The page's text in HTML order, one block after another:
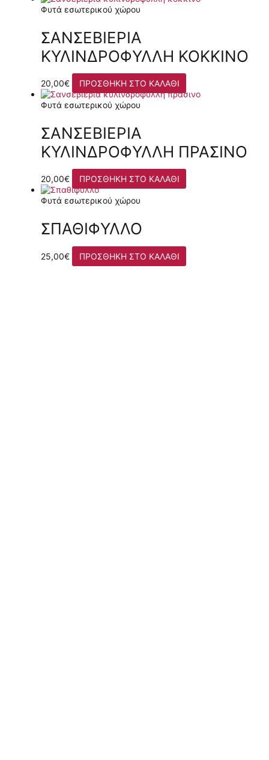
Φυτά εσωτερικού χώρου
ΣΑΝΣΕΒΙΈΡΙΑ
ΚΥΛΙΝΔΡΌΦΥΛΛΗ ΚΌΚΚΙΝΟ
20,00€ ΠΡΟΣΘΉΚΗ ΣΤΟ ΚΑΛΆΘΙ
Φυτά εσωτερικού χώρου
ΣΑΝΣΕΒΙΈΡΙΑ
ΚΥΛΙΝΔΡΌΦΥΛΛΗ ΠΡΆΣΙΝΟ
20,00€ ΠΡΟΣΘΉΚΗ ΣΤΟ ΚΑΛΆΘΙ
Φυτά εσωτερικού χώρου
ΣΠΑΘΊΦΥΛΛΟ
25,00€ ΠΡΟΣΘΉΚΗ ΣΤΟ ΚΑΛΆΘΙ